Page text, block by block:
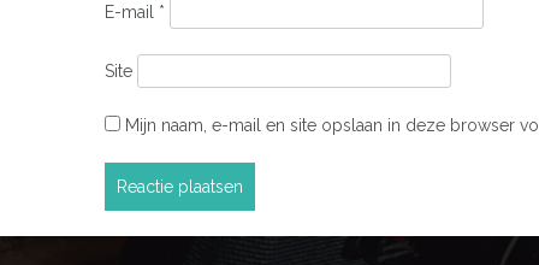
E-mail *
Site
Mijn naam, e-mail en site opslaan in deze browser